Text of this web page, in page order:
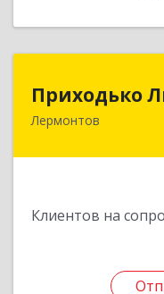
Приходько
Лермонтов
Клиентов на
357341,